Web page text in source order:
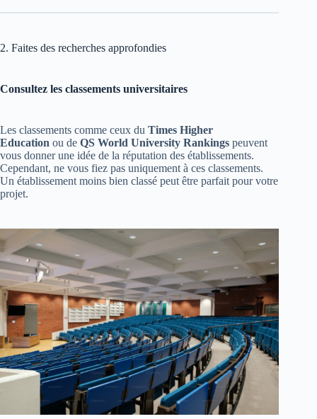
2. Faites des recherches approfondies
Consultez les classements universitaires
Les classements comme ceux du Times Higher
Education ou de QS World University Rankings peuvent
vous donner une idée de la réputation des établissements.
Cependant, ne vous fiez pas uniquement à ces classements.
Un établissement moins bien classé peut être parfait pour votre
projet.